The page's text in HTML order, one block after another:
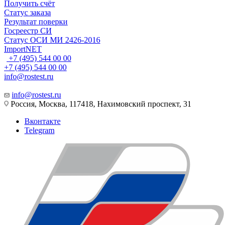
Получить счёт
Статус заказа
Результат поверки
Госреестр СИ
Статус ОСИ МИ 2426-2016
ImportNET
+7 (495) 544 00 00
+7 (495) 544 00 00
info@rostest.ru
info@rostest.ru
Россия, Москва, 117418, Нахимовский проспект, 31
Вконтакте
Telegram